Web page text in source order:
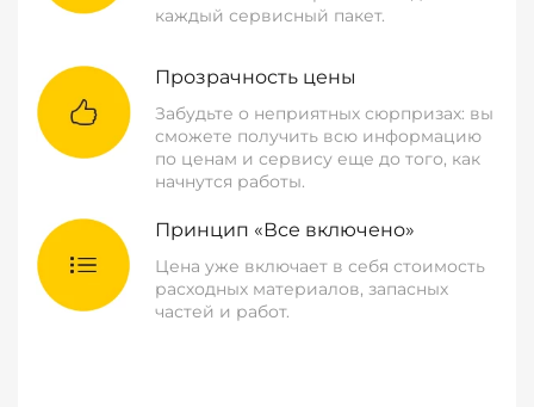
каждый сервисный пакет.
Прозрачность цены
Забудьте о неприятных сюрпризах: вы
сможете получить всю информацию
по ценам и сервису еще до того, как
начнутся работы.
Принцип «Все включено»
Цена уже включает в себя стоимость
расходных материалов, запасных
частей и работ.